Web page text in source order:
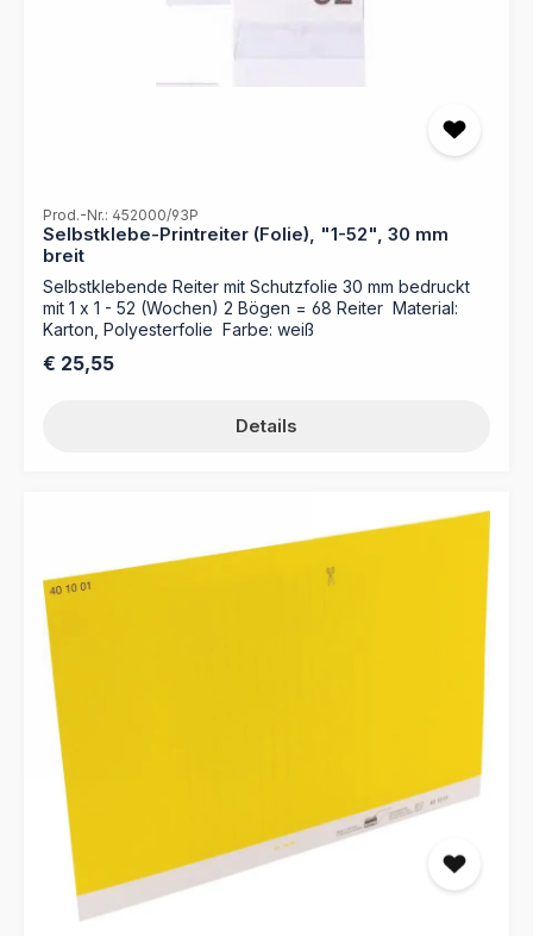
Selbstbeschriften - Einfach an verschiedenste
Ordnungsmappen anzubringen - Verschiedene Farben
eine übersichtliche Organisation Ihrer Unterlagen durch
Prod.-Nr.: 452000/93P
Selbstklebe-Printreiter (Folie), "1-52", 30 mm
breit
Selbstklebende Reiter mit Schutzfolie 30 mm bedruckt
mit 1 x 1 - 52 (Wochen) 2 Bögen = 68 Reiter Material:
Karton, Polyesterfolie Farbe: weiß
Regulärer Preis:
€ 25,55
Details